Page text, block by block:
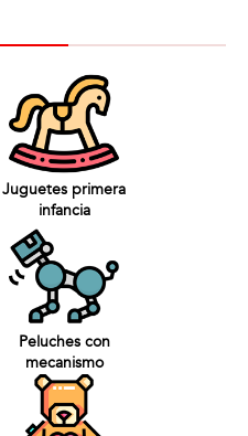
Juguetes primera
infancia
Peluches con
mecanismo